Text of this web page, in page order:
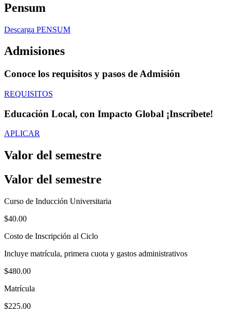
Pensum
Descarga PENSUM
Admisiones
Conoce los requisitos y pasos de Admisión
REQUISITOS
Educación Local, con Impacto Global ¡Inscríbete!
APLICAR
Valor del semestre
Valor del semestre
Curso de Inducción Universitaria
$40.00
Costo de Inscripción al Ciclo
Incluye matrícula, primera cuota y gastos administrativos
$480.00
Matrícula
$225.00